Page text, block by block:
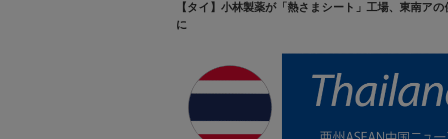
【タイ】小林製薬が「熱さまシート」工場、東南アの
に